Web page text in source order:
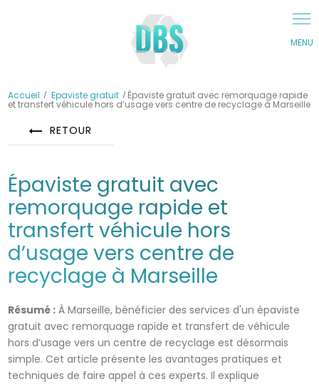
Accueil Epaviste gratuit Épaviste gratuit avec remorquage rapide
et transfert véhicule hors d’usage vers centre de recyclage à Marseille
RETOUR
Épaviste gratuit avec
remorquage rapide et
transfert véhicule hors
d’usage vers centre de
recyclage à Marseille
Résumé : À Marseille, bénéficier des services d'un épaviste
gratuit avec remorquage rapide et transfert de véhicule
hors d’usage vers un centre de recyclage est désormais
simple. Cet article présente les avantages pratiques et
techniques de faire appel à ces experts. Il explique